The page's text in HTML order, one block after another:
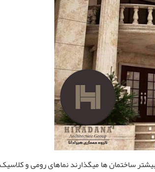
ساختمان ها میگذارند نماهای رومی و